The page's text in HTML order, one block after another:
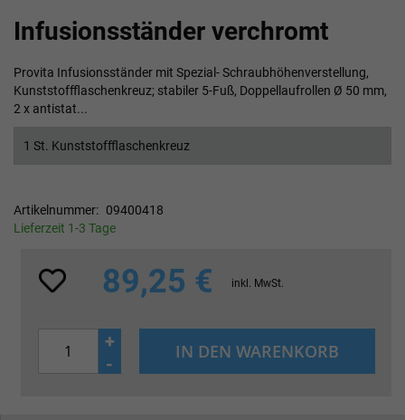
Infusionsständer verchromt
Provita Infusionsständer mit Spezial- Schraubhöhenverstellung,
Kunststoffflaschenkreuz; stabiler 5-Fuß, Doppellaufrollen Ø 50 mm,
2 x antistat...
1 St. Kunststoffflaschenkreuz
Artikelnummer
09400418
Lieferzeit 1-3 Tage
89,25 € inkl. MwSt.
+
-
IN DEN WARENKORB
Anfang
der
springen